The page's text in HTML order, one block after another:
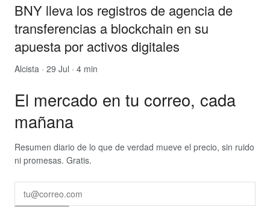
BNY lleva los registros de agencia de
transferencias a blockchain en su
apuesta por activos digitales
Alcista · 29 Jul · 4 min
El mercado en tu correo, cada
mañana
Resumen diario de lo que de verdad mueve el precio, sin ruido
ni promesas. Gratis.